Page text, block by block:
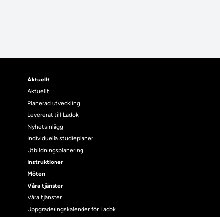
Aktuellt
Aktuellt
Planerad utveckling
Levererat till Ladok
Nyhetsinlägg
Individuella studieplaner
Utbildningsplanering
Instruktioner
Möten
Våra tjänster
Våra tjänster
Uppgraderingskalender för Ladok